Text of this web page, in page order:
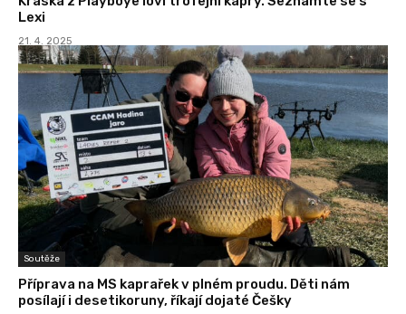
Lexi
21. 4. 2025
Soutěže
Příprava na MS kaprařek v plném proudu. Děti nám
posílají i desetikoruny, říkají dojaté Češky